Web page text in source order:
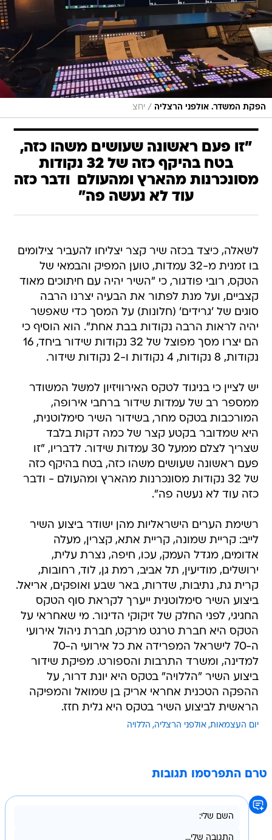
הפקת המשדר. אולפני הרצליה / יחצ
"זו פעם ראשונה שעושים משהו כזה,
בטח בהיקף כזה של 32 נקודות
מסונכרנות מהארץ ומהעולם  ודבר כזה
עוד לא נעשה פה"
לשאלה, כיצד בכזה שיר קצר יצליחו להעביר צילומים
בו זמנית מ-32 עמדות, טוען המפיק והבמאי של
הטקס, רובי פודגור, כי "השיר יהיה עם חיתוכים מאוד
קצביים, ועל מנת לפתור את הבעיה יצרנו הרבה
סוגים של 'גרידים' (חלונות) על המסך כדי שאפשר
יהיה לראות הרבה נקודות בבת אחת". הוא הוסיף כי
הם יצרו מסך מפוצל של 32 נקודות שידור ביחד, 16
נקודות, 8 נקודות, 4 נקודות ו-2 נקודות שידור.
יש לציין כי בניגוד לטקס האירוויזיון למשל המשודר
ממספר רב של עמדות שידור ברחבי אירופה,
המורכבות בטקס מחר, בשידור השיר סימלוטנית,
היא שמדובר בקטע קצר של כמה דקות בלבד
שצריך לצלם ממעל 30 עמדות שידור. לדבריו, "זו
פעם ראשונה שעושים משהו כזה, בטח בהיקף כזה
של 32 נקודות מסונכרנות מהארץ ומהעולם - ודבר
כזה עוד לא נעשה פה".
רשימת הערים הישראליות מהן ישודר ביצוע השיר
לייב: קריית שמונה, קריית אתא, קצרין, מעלה
אדומים, מגדל העמק, עכו, חיפה, נצרת עלית,
ירושלים, מודיעין, תל אביב, רמת גן, לוד, רחובות,
קרית גת, נתיבות, שדרות, באר שבע ואופקים, אריאל.
ביצוע השיר סימלוטנית ייערך לקראת סוף הטקס
החגיגי, לפני החלק של זיקוקי הדינור. מי שאחראי על
הטקס היא חברת טרגט מרקט, חברת ניהול אירועי
ה-70 לישראל המפרידה את כל אירועי ה-70
למדינה, ומשרד התרבות והספורט. מפיקת שידור
ביצוע השיר "הללויה" בטקס היא יונת דרור, על
ההפקה הטכנית אחראי אריק בן שמואל והמפיקה
הראשית לביצוע השיר בטקס היא גלית חזז.
יום העצמאות אולפני הרצליה הללויה
טרם התפרסמו תגובות